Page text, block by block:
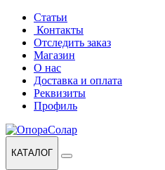
Перейти
навигации
Перейти
содержанию
Статьи
Контакты
Отследить заказ
Магазин
О нас
Доставка и оплата
Реквизиты
Профиль
КАТАЛОГ